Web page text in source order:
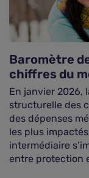
Baromètre
chiffres du
En janvier 2026,
structurelle des
des dépenses
les plus
intermédiaire
entre protection